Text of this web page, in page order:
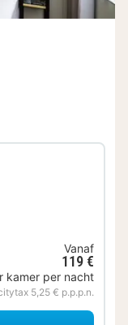
Vanaf
119 €
kamer per nacht
5,25 € p.p.p.n.